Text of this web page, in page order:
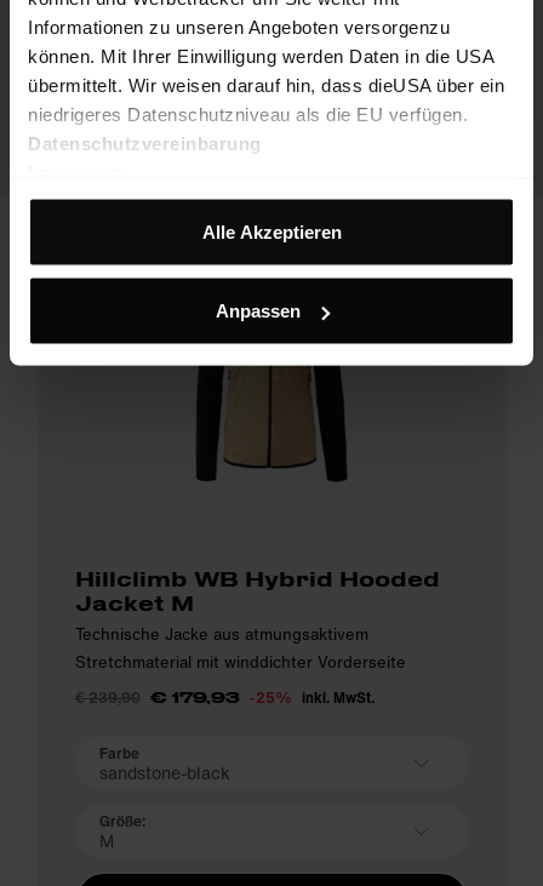
Informationen zu unseren Angeboten versorgenzu
können. Mit Ihrer Einwilligung werden Daten in die USA
übermittelt. Wir weisen darauf hin, dass dieUSA über ein
niedrigeres Datenschutzniveau als die EU verfügen.
Datenschutzvereinbarung
Alle Akzeptieren
Anpassen
Hillclimb WB Hybrid Hooded
Jacket M
Technische Jacke aus atmungsaktivem
Stretchmaterial mit winddichter Vorderseite
€ 239,90 € 179,93 -25% inkl. MwSt.
Farbe
sandstone-black
Größe:
M